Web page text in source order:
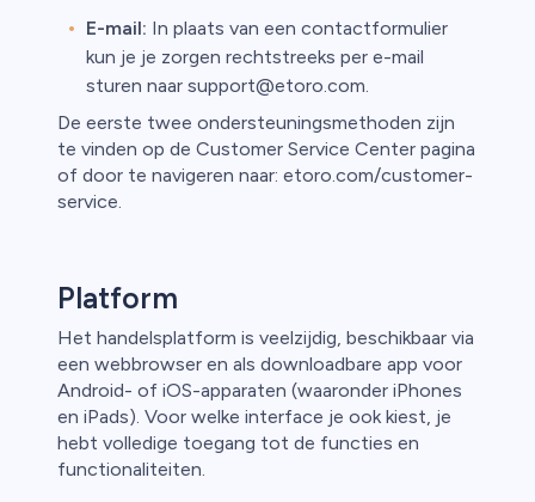
E-mail: In plaats van een contactformulier
kun je je zorgen rechtstreeks per e-mail
sturen naar support@etoro.com.
De eerste twee ondersteuningsmethoden zijn
te vinden op de Customer Service Center pagina
of door te navigeren naar: etoro.com/customer-
service.
Platform
Het handelsplatform is veelzijdig, beschikbaar via
een webbrowser en als downloadbare app voor
Android- of iOS-apparaten (waaronder iPhones
en iPads). Voor welke interface je ook kiest, je
hebt volledige toegang tot de functies en
functionaliteiten.